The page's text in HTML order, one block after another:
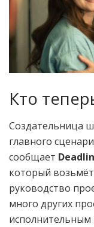
Кто
Создательница
главного
сообщает
который
руководство
много других